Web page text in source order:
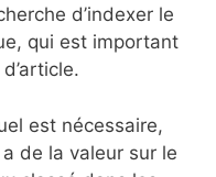
d’indexer le
qui est important
est nécessaire,
de la valeur sur le